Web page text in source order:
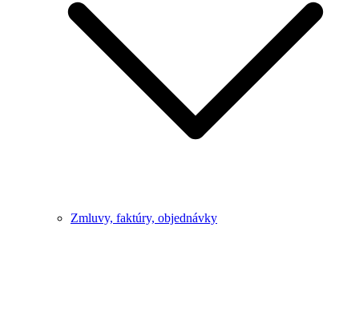
Zmluvy, faktúry, objednávky